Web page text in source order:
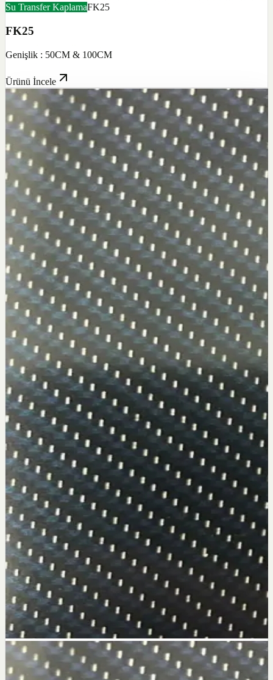
Su Transfer KaplamaFK25
FK25
Genişlik : 50CM & 100CM
Ürünü İncele